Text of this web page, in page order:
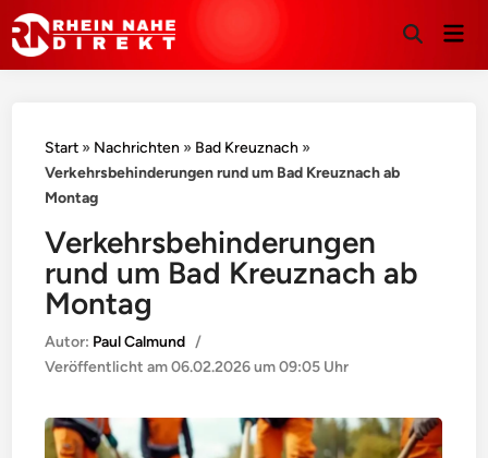
Suche
Start » Nachrichten » Bad Kreuznach »
Verkehrsbehinderungen rund um Bad Kreuznach ab
Montag
Verkehrsbehinderungen
rund um Bad Kreuznach ab
Montag
Autor: Paul Calmund /
Veröffentlicht am06.02.2026 um 09:05 Uhr